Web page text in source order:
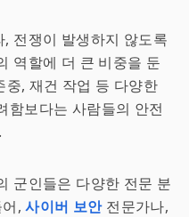
전쟁이 발생하지 않도록
역할에 더 큰 비중을 둔
중, 재건 작업 등 다양한
함보다는 사람들의 안전
군인들은 다양한 전문 분
어,사이버 보안전문가나,